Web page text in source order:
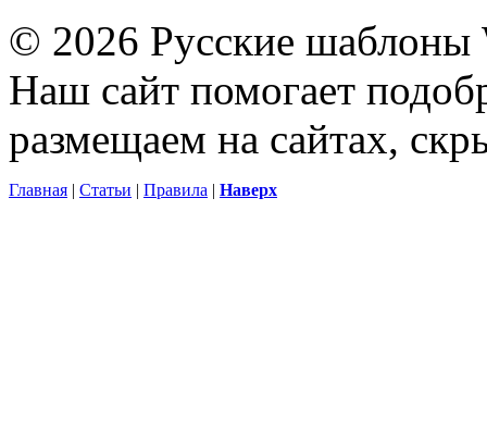
© 2026 Русские шаблоны
Наш сайт помогает
размещаем на сайтах,
Главная | Статьи | Правила | Наверх